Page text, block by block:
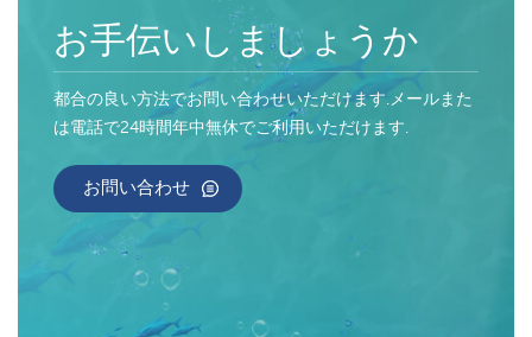
お手伝いしましょうか
都合の良い方法でお問い合わせいただけます.メールまた
は電話で24時間年中無休でご利用いただけます.
お問い合わせ